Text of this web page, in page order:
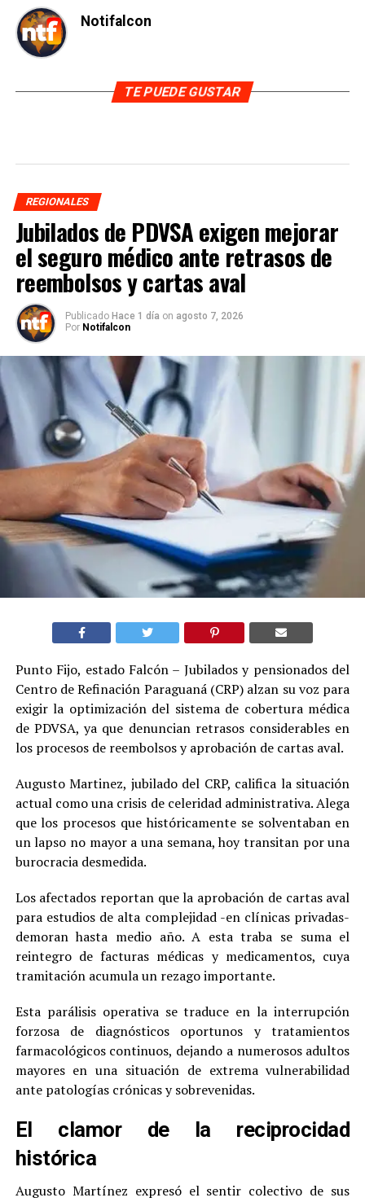
Notifalcon
TE PUEDE GUSTAR
REGIONALES
Jubilados de PDVSA exigen mejorar
el seguro médico ante retrasos de
reembolsos y cartas aval
Publicado Hace 1 día on agosto 7, 2026
Por Notifalcon
Punto Fijo, estado Falcón – Jubilados y pensionados del
Centro de Refinación Paraguaná (CRP) alzan su voz para
exigir la optimización del sistema de cobertura médica
de PDVSA, ya que denuncian retrasos considerables en
los procesos de reembolsos y aprobación de cartas aval.
Augusto Martinez, jubilado del CRP, califica la situación
actual como una crisis de celeridad administrativa. Alega
que los procesos que históricamente se solventaban en
un lapso no mayor a una semana, hoy transitan por una
burocracia desmedida.
Los afectados reportan que la aprobación de cartas aval
para estudios de alta complejidad -en clínicas privadas-
demoran hasta medio año. A esta traba se suma el
reintegro de facturas médicas y medicamentos, cuya
tramitación acumula un rezago importante.
Esta parálisis operativa se traduce en la interrupción
forzosa de diagnósticos oportunos y tratamientos
farmacológicos continuos, dejando a numerosos adultos
mayores en una situación de extrema vulnerabilidad
ante patologías crónicas y sobrevenidas.
El clamor de la reciprocidad
histórica
Augusto Martínez expresó el sentir colectivo de sus